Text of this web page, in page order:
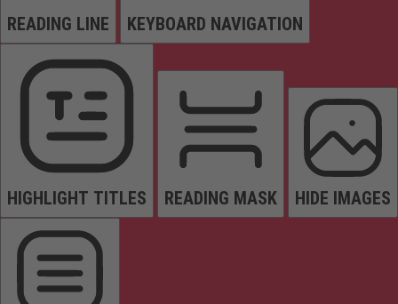
READING LINE KEYBOARD NAVIGATION
HIGHLIGHT TITLES READING MASK HIDE IMAGES